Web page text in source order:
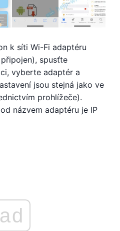
k síti Wi-Fi adaptéru
spusťte
vyberte adaptér a
jsou stejná jako ve
prohlížeče).
názvem adaptéru je IP
ad